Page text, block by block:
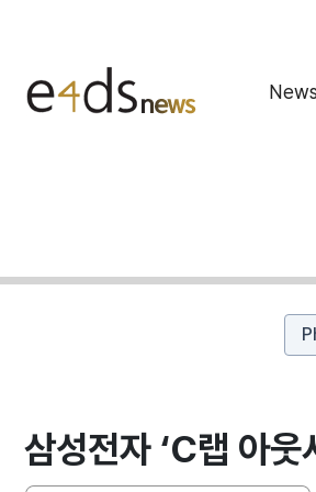
News
삼성전자 ‘C랩 아